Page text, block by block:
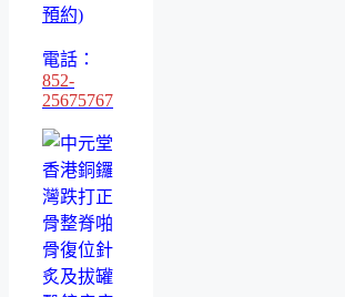
預約)
電話：
852-
25675767